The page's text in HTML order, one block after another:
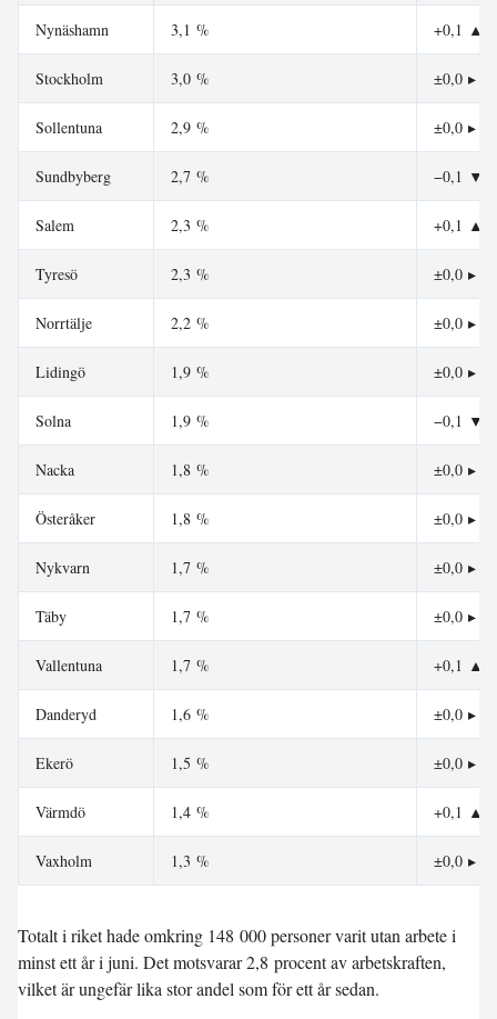
Nynäshamn 3,1 % +0,1 ▲
Stockholm 3,0 % ±0,0 ▸
Sollentuna 2,9 % ±0,0 ▸
Sundbyberg 2,7 % −0,1 ▼
Salem 2,3 % +0,1 ▲
Tyresö 2,3 % ±0,0 ▸
Norrtälje 2,2 % ±0,0 ▸
Lidingö 1,9 % ±0,0 ▸
Solna 1,9 % −0,1 ▼
Nacka 1,8 % ±0,0 ▸
Österåker 1,8 % ±0,0 ▸
Nykvarn 1,7 % ±0,0 ▸
Täby 1,7 % ±0,0 ▸
Vallentuna 1,7 % +0,1 ▲
Danderyd 1,6 % ±0,0 ▸
Ekerö 1,5 % ±0,0 ▸
Värmdö 1,4 % +0,1 ▲
Vaxholm 1,3 % ±0,0 ▸
Totalt i riket hade omkring 148 000 personer varit utan arbete i
minst ett år i juni. Det motsvarar 2,8 procent av arbetskraften,
vilket är ungefär lika stor andel som för ett år sedan.